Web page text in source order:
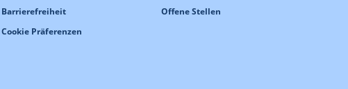
Offene Stellen
Barrierefreiheit
Cookie Präferenzen